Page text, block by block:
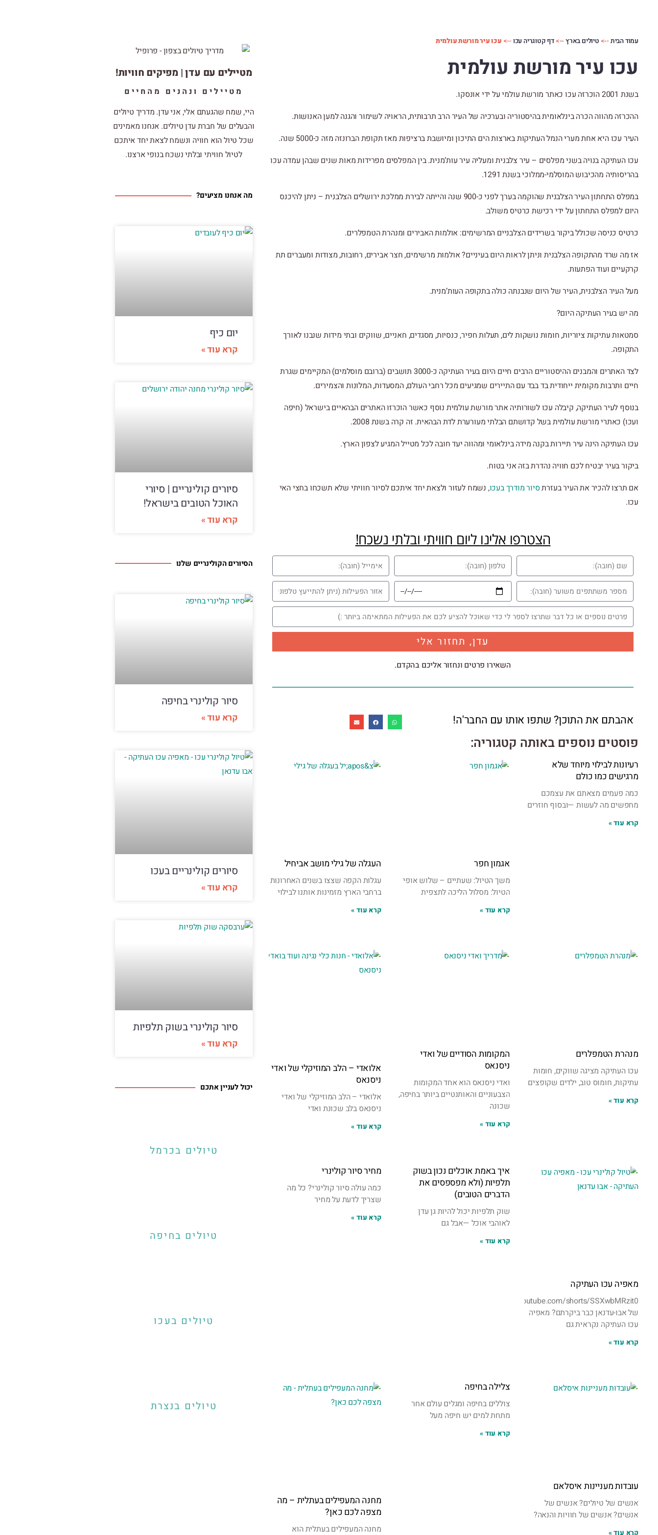
עמוד הבית --> טיולים בארץ -->דף קטוגריה עכו --> עכו עיר מורשת עולמית
עכו עיר מורשת עולמית
בשנת 2001 הוכרזה עכו כאתר מורשת עולמי על ידי אונסקו.
ההכרזה מהווה הכרה בינלאומית בהיסטוריה ובערכיה של העיר הרב תרבותית, הראויה לשימור והגנה למען האנושות.
העיר עכו היא אחת מערי הנמל העתיקות בארצות הים התיכון ומיושבת ברציפות מאז תקופת הברונזה מזה כ-5000 שנה.
עכו העתיקה בנויה בשני מפלסים – עיר צלבנית ומעליה עיר עות’מנית. בין המפלסים מפרידות מאות שנים שבהן עמדה עכו
בהריסותיה מהכיבוש המוסלמי-ממלוכי בשנת 1291.
במפלס התחתון העיר הצלבנית שהוקמה בערך לפני כ-900 שנה והייתה לבירת ממלכת ירושלים הצלבנית – ניתן להיכנס
היום למפלס התחתון על ידי רכישת כרטיס משולב.
כרטיס כניסה שכולל ביקור בשרידים הצלבניים המרשימים: אולמות האבירים ומנהרת הטמפלרים.
אז מה שרד מהתקופה הצלבנית וניתן לראות היום בעיניים? אולמות מרשימים, חצר אבירים, רחובות, מצודות ומעברים תת
קרקעיים ועוד הפתעות.
מעל העיר הצלבנית, העיר של היום שנבנתה כולה בתקופה העות’מנית.
מה יש בעיר העתיקה היום?
סמטאות עתיקות ציוריות, חומות נושקות לים, תעלות חפיר, כנסיות, מסגדים, חאניים, שווקים ובתי מידות שנבנו לאורך
התקופה.
לצד האתרים והמבנים ההיסטוריים הרבים חיים היום בעיר העתיקה כ-3000 תושבים (ברובם מוסלמים) המקיימים שגרת
חיים ותרבות מקומית ייחודית בד בבד עם התיירים שמגיעים מכל רחבי העולם, המסעדות, המלונות והצמירים.
בנוסף לעיר העתיקה, קיבלה עכו לשורותיה אתר מורשת עולמית נוסף כאשר הוכרזו האתרים הבהאיים בישראל (חיפה
ועכו) כאתרי מורשת עולמית בשל קדושתם הבלתי מעורערת לדת הבהאית. זה קרה בשנת 2008.
עכו העתיקה הינה עיר תיירות בקנה מידה בינלאומי ומהווה יעד חובה לכל מטייל המגיע לצפון הארץ.
ביקור בעיר יבטיח לכם חוויה נהדרת בזה אני בטוח.
אם תרצו להכיר את העיר בעזרתסיור מודרך בעכו, נשמח לעזור ולצאת יחד איתכם לסיור חוויתי שלא תשכחו בחצי האי
עכו.
הצטרפו אלינו ליום חוויתי ובלתי נשכח!
עדן, תחזור אלי
השאירו פרטים ונחזור אליכם בהקדם.
אהבתם את התוכן? שתפו אותו עם החבר'ה!
פוסטים נוספים באותה קטגוריה:
רעיונות לבילוי מיוחד שלא
מרגישים כמו כולם
כמה פעמים מצאתם את עצמכם
מחפשים מה לעשות —ובסוף חוזרים
קרא עוד »
אגמון חפר
משך הטיול: שעתיים – שלוש אופי
הטיול: מסלול הליכה לתצפית
קרא עוד »
העגלה של גילי מושב אביחיל
עגלות הקפה שצצו בשנים האחרונות
ברחבי הארץ מזמינות אותנו לבילוי
קרא עוד »
מנהרת הטמפלרים
עכו העתיקה מציגה שווקים, חומות
עתיקות, חומוס טוב, ילדים שקופצים
קרא עוד »
המקומות הסודיים של ואדי
ניסנאס
ואדי ניסנאס הוא אחד המקומות
הצבעוניים והאותנטיים ביותר בחיפה,
שכונה
קרא עוד »
אלואדי – הלב המוזיקלי של ואדי
ניסנאס
אלואדי – הלב המוזיקלי של ואדי
ניסנאס בלב שכונת ואדי
קרא עוד »
מאפיה עכו העתיקה
של אבו-עדנאן כבר ביקרתם? מאפיה
עכו העתיקה נקראית גם
קרא עוד »
איך באמת אוכלים נכון בשוק
תלפיות (ולא מפספסים את
הדברים הטובים)
שוק תלפיות יכול להיות גן עדן
לאוהבי אוכל —אבל גם
קרא עוד »
מחיר סיור קולינרי
כמה עולה סיור קולינרי? כל מה
שצריך לדעת על מחיר
קרא עוד »
עובדות מעניינות איסלאם
אנשים של טיולים? אנשים של
אנשים? אנשים של חוויות והנאה?
קרא עוד »
צלילה בחיפה
צוללים בחיפה ומגלים עולם אחר
מתחת למים יש חיפה מעל
קרא עוד »
מחנה המעפילים בעתלית – מה
מצפה לכם כאן?
מחנה המעפילים בעתלית הוא
מטיילים עם עדן | מפיקים חוויות!
מטיילים ונהנים מהחיים
היי, שמח שהגעתם אלי,אני עדן. מדריך טיולים
והבעלים של חברת עדן טיולים. אנחנו מאמינים
שכל טיול הוא חוויה ונשמח לצאת יחד איתכם
לטיול חוויתי ובלתי נשכח בנופי ארצנו.
מה אנחנו מציעים?
יום כיף
קרא עוד »
סיורים קולינריים | סיורי
האוכל הטובים בישראל!
קרא עוד »
הסיורים הקולינריים שלנו
סיור קולינרי בחיפה
קרא עוד »
סיורים קולינריים בעכו
קרא עוד »
סיור קולינרי בשוק תלפיות
קרא עוד »
יכול לעניין אתכם
טיולים בכרמל
טיולים בחיפה
טיולים בעכו
טיולים בנצרת